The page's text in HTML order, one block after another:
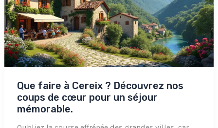
Que faire à Cereix ? Découvrez nos
coups de cœur pour un séjour
mémorable.